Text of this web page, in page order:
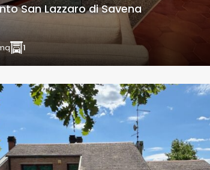
San Lazzaro di Savena
1